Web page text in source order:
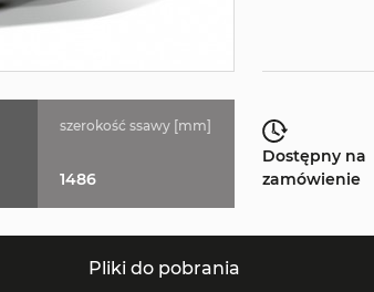
szerokość ssawy [mm]
1486
Dostępny na
zamówienie
Pliki do pobrania